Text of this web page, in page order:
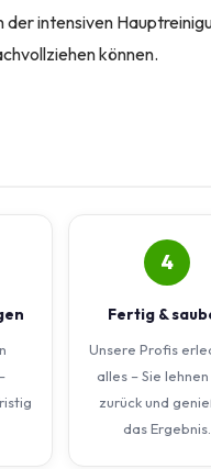
intensiven
können.
4
Fertig &
Unsere Profis
alles – Sie lehnen
zurück und
das Ergebnis.